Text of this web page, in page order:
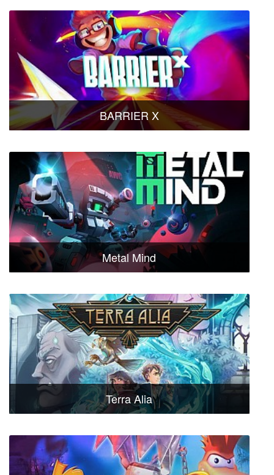
BARRIER X
Metal Mind
Terra Alia